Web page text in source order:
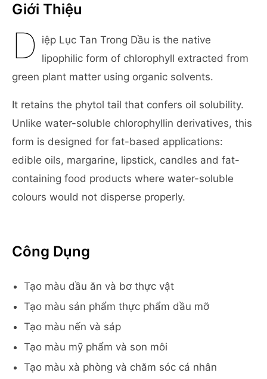
Giới Thiệu
D iệp Lục Tan Trong Dầu is the native
lipophilic form of chlorophyll extracted from
green plant matter using organic solvents.
It retains the phytol tail that confers oil solubility.
Unlike water-soluble chlorophyllin derivatives, this
form is designed for fat-based applications:
edible oils, margarine, lipstick, candles and fat-
containing food products where water-soluble
colours would not disperse properly.
Công Dụng
Tạo màu dầu ăn và bơ thực vật
Tạo màu sản phẩm thực phẩm dầu mỡ
Tạo màu nến và sáp
Tạo màu mỹ phẩm và son môi
Tạo màu xà phòng và chăm sóc cá nhân